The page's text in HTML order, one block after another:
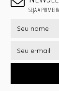
SEJA A